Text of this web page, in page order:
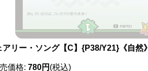
アリー・ソング【C】{P38/Y21}《自然》
価格: 780円 (税込)